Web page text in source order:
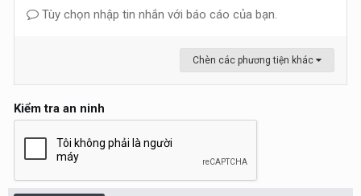
Tùy chọn nhập tin nhắn với báo cáo của bạn.
Chèn các phương tiện khác
Kiểm tra an ninh